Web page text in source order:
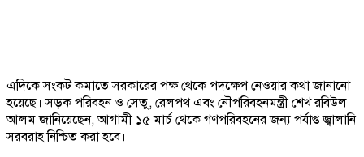
এদিকে সংকট কমাতে সরকারের পক্ষ থেকে পদক্ষেপ নেওয়ার কথা জানানো
হয়েছে। সড়ক পরিবহন ও সেতু, রেলপথ এবং নৌপরিবহনমন্ত্রী শেখ রবিউল
আলম জানিয়েছেন, আগামী ১৫ মার্চ থেকে গণপরিবহনের জন্য পর্যাপ্ত জ্বালানি
সরবরাহ নিশ্চিত করা হবে।